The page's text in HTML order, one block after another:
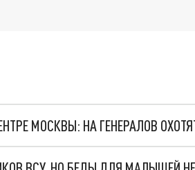
МОСКВЫ: НА ГЕНЕРАЛОВ